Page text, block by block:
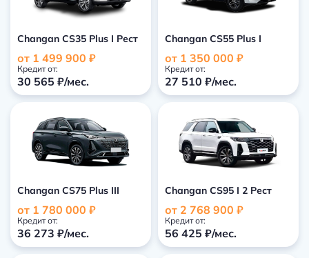
Changan CS35 Plus I Рест
от 1 499 900 ₽
Кредит от:
30 565 ₽/мес.
Changan CS55 Plus I
от 1 350 000 ₽
Кредит от:
27 510 ₽/мес.
Changan CS75 Plus III
от 1 780 000 ₽
Кредит от:
36 273 ₽/мес.
Changan CS95 I 2 Рест
от 2 768 900 ₽
Кредит от:
56 425 ₽/мес.